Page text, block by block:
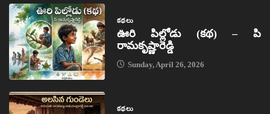
కథలు
ఊరి పిల్లోడు (కథ) – పి
రామకృష్ణారెడ్డి
Sunday, April 26, 2026
కథలు